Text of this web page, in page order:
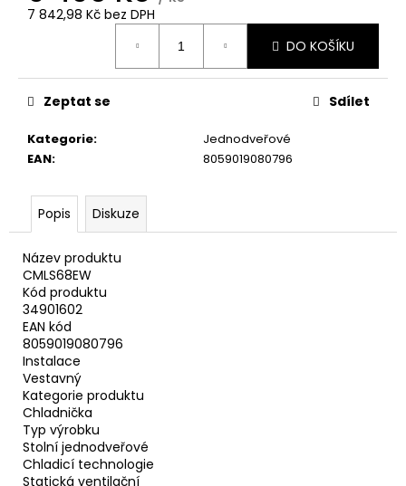
7 842,98 Kč bez DPH
DO KOŠÍKU
Kategorie:
Jednodveřové
EAN: 8059019080796
Zeptat se Sdílet
Popis Diskuze
Název produktu
CMLS68EW
Kód produktu
34901602
EAN kód
8059019080796
Instalace
Vestavný
Kategorie produktu
Chladnička
Typ výrobku
Stolní jednodveřové
Chladicí technologie
Statická ventilační
u
m
e
WHIRLPOOL